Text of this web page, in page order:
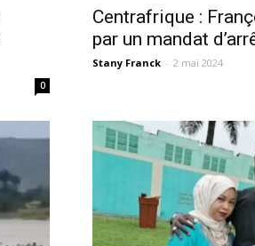
0
Centrafrique :
par un mandat
Stany Franck - 2 mai 2024